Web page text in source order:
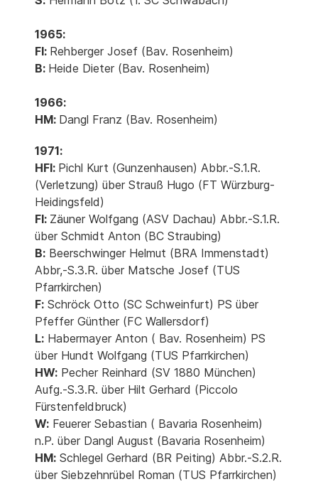
1965:
Fl: Rehberger Josef (Bav. Rosenheim)
B: Heide Dieter (Bav. Rosenheim)
1966:
HM: Dangl Franz (Bav. Rosenheim)
1971:
HFl: Pichl Kurt (Gunzenhausen) Abbr.-S.1.R.
(Verletzung) über Strauß Hugo (FT Würzburg-
Heidingsfeld)
Fl: Zäuner Wolfgang (ASV Dachau) Abbr.-S.1.R.
über Schmidt Anton (BC Straubing)
B: Beerschwinger Helmut (BRA Immenstadt)
Abbr,-S.3.R. über Matsche Josef (TUS
Pfarrkirchen)
F: Schröck Otto (SC Schweinfurt) PS über
Pfeffer Günther (FC Wallersdorf)
L: Habermayer Anton ( Bav. Rosenheim) PS
über Hundt Wolfgang (TUS Pfarrkirchen)
HW: Pecher Reinhard (SV 1880 München)
Aufg.-S.3.R. über Hilt Gerhard (Piccolo
Fürstenfeldbruck)
W: Feuerer Sebastian ( Bavaria Rosenheim)
n.P. über Dangl August (Bavaria Rosenheim)
HM: Schlegel Gerhard (BR Peiting) Abbr.-S.2.R.
über Siebzehnrübel Roman (TUS Pfarrkirchen)